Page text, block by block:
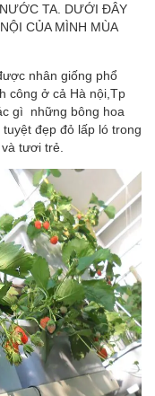
TA. DƯỚI ĐÂY
CỦA MÌNH MÙA
nhân giống phổ
công ở cả Hà nội,Tp
gì những bông hoa
tuyệt đẹp đỏ lấp ló trong
tươi trẻ.